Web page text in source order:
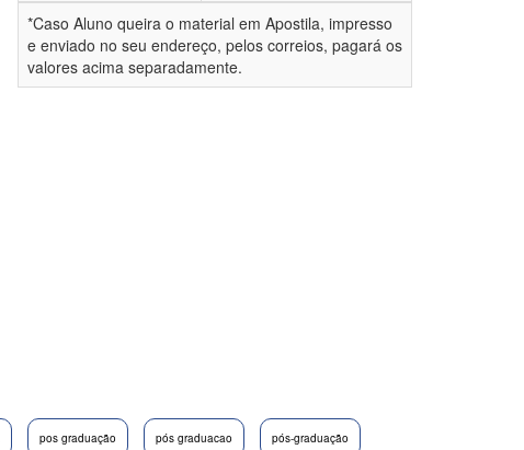
*Caso Aluno queira o material em Apostila, impresso
e enviado no seu endereço, pelos correios, pagará os
valores acima separadamente.
pos graduação pós graduacao pós-graduação